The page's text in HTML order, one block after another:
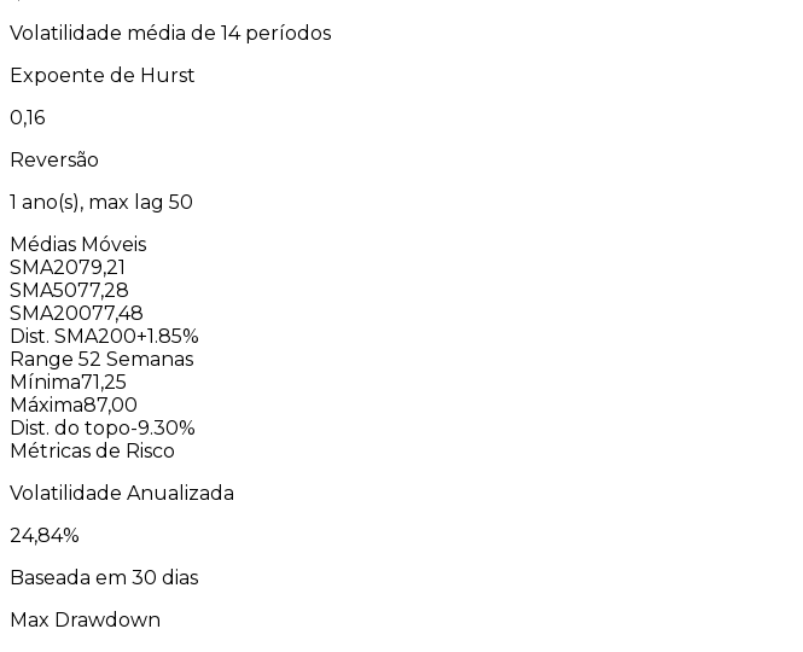
Volatilidade média de 14 períodos
Expoente de Hurst
0,16
Reversão
1 ano(s), max lag 50
Médias Móveis
SMA2079,21
SMA5077,28
SMA20077,48
Dist. SMA200+1.85%
Range 52 Semanas
Mínima71,25
Máxima87,00
Dist. do topo-9.30%
Métricas de Risco
Volatilidade Anualizada
24,84%
Baseada em 30 dias
Max Drawdown